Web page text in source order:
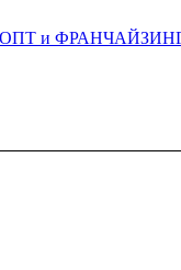
ОПТ и